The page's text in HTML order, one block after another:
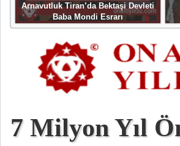
Arnavutluk Tiran’da Bektaşi Devleti
Baba Mondi Esrarı
7 Milyon Yıl